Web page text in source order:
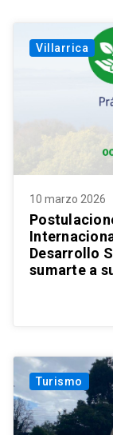
Villarrica
10 marzo 2026
Desarrollo
sumarte a
Turismo